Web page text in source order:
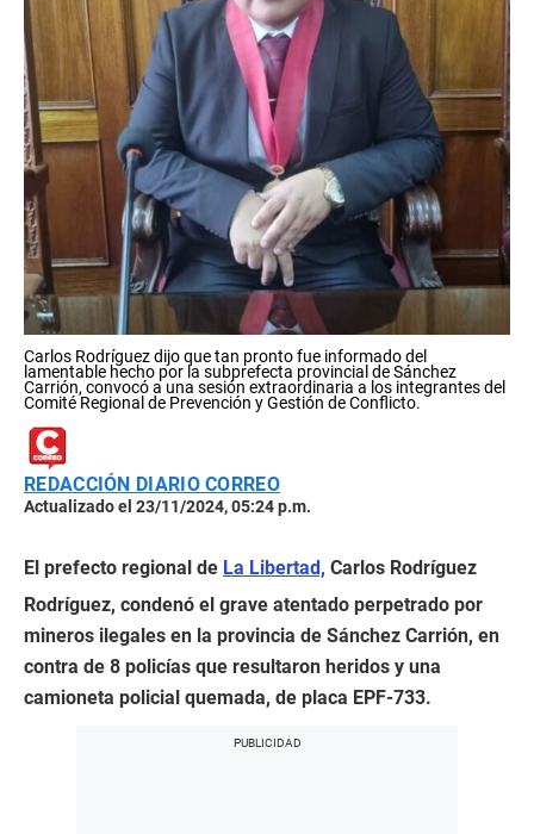
Carlos Rodríguez dijo que tan pronto fue informado del
lamentable hecho por la subprefecta provincial de Sánchez
Carrión, convocó a una sesión extraordinaria a los integrantes del
Comité Regional de Prevención y Gestión de Conflicto.
REDACCIÓN DIARIO CORREO
Actualizado el 23/11/2024, 05:24 p.m.
El prefecto regional de La Libertad, Carlos Rodríguez
Rodríguez, condenó el grave atentado perpetrado por
mineros ilegales en la provincia de Sánchez Carrión, en
contra de 8 policías que resultaron heridos y una
camioneta policial quemada, de placa EPF-733.